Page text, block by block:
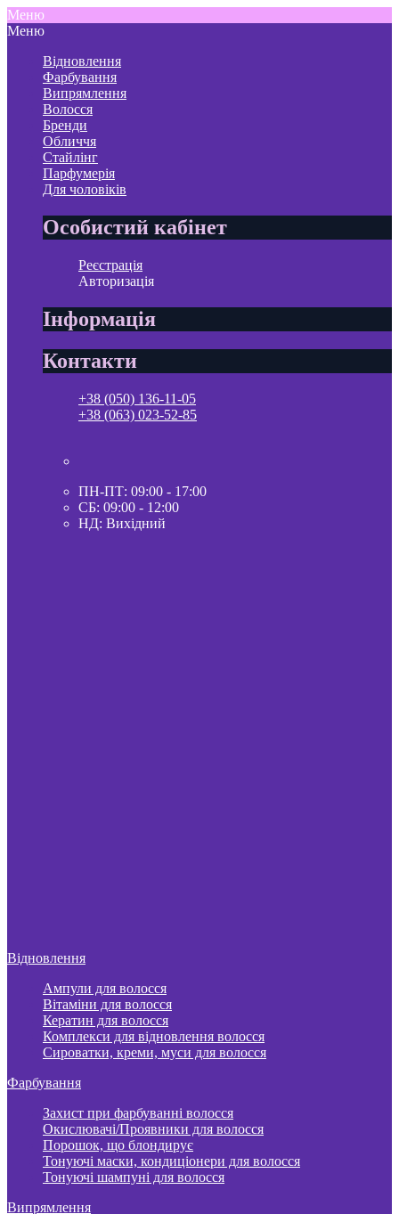
Меню
Меню
Відновлення
Фарбування
Випрямлення
Волосся
Бренди
Обличчя
Стайлінг
Парфумерія
Для чоловіків
Особистий кабінет
Реєстрація
Авторизація
Інформація
Контакти
+38 (050) 136-11-05
+38 (063) 023-52-85
ПН-ПТ: 09:00 - 17:00
СБ: 09:00 - 12:00
НД: Вихідний
Відновлення
Ампули для волосся
Вітаміни для волосся
Кератин для волосся
Комплекси для відновлення волосся
Сироватки, креми, муси для волосся
Фарбування
Захист при фарбуванні волосся
Окислювачі/Проявники для волосся
Порошок, що блондирує
Тонуючі маски, кондиціонери для волосся
Тонуючі шампуні для волосся
Випрямлення